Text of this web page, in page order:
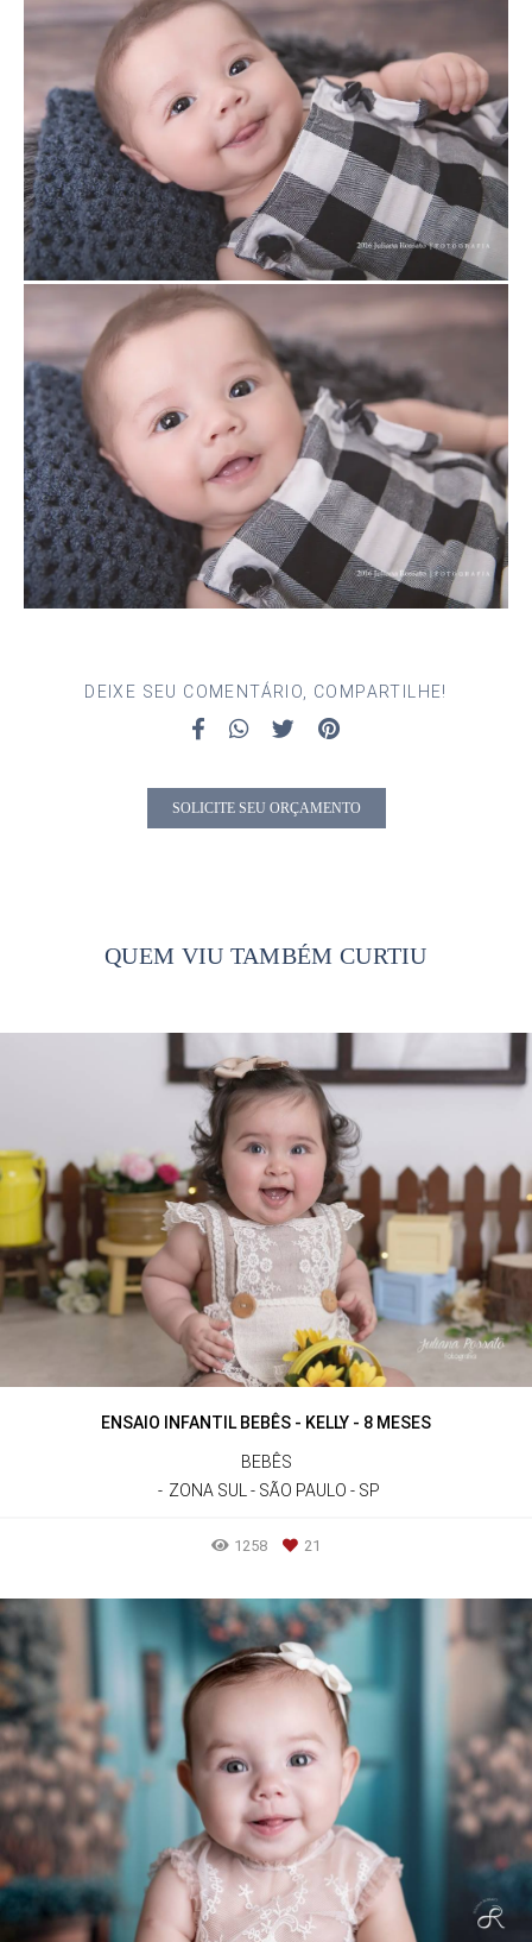
DEIXE SEU COMENTÁRIO, COMPARTILHE!
SOLICITE SEU ORÇAMENTO
QUEM VIU TAMBÉM CURTIU
ENSAIO INFANTIL BEBÊS - KELLY - 8 MESES
BEBÊS
ZONA SUL - SÃO PAULO - SP
1258 21